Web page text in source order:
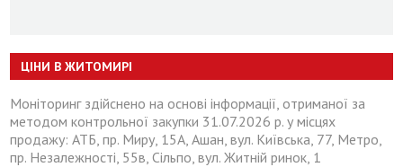
ЦІНИ В ЖИТОМИРІ
Моніторинг здійснено на основі інформації, отриманої за
методом контрольної закупки 31.07.2026 р. у місцях
продажу: АТБ, пр. Миру, 15А, Ашан, вул. Київська, 77, Метро,
пр. Незалежності, 55в, Сільпо, вул. Житній ринок, 1